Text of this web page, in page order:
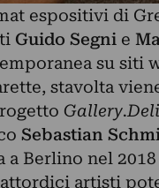
espositivi di
Guido Segnie
su siti
, stavolta
Sebastian
Berlino nel
artisti